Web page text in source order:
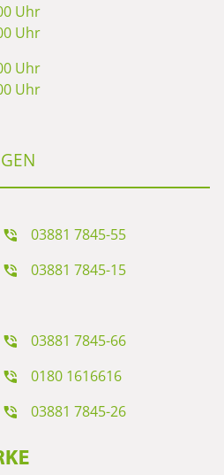
Uhr
Uhr
Uhr
Uhr
03881 7845-55
03881 7845-15
03881 7845-66
0180 1616616
03881 7845-26